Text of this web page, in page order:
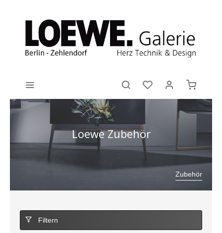
Loewe Zubehör
Zubehör
Filtern